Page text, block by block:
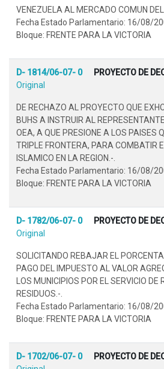
VENEZUELA AL MERCADO COMUN DEL
Fecha Estado Parlamentario: 16/08/
Bloque: FRENTE PARA LA VICTORIA
D- 1814/06-07- 0 PROYECTO DE
Original
DE RECHAZO AL PROYECTO QUE
BUHS A INSTRUIR AL
OEA, A QUE PRESIONE A LOS PAISES
TRIPLE FRONTERA, PARA COMBATIR
ISLAMICO EN LA REGION.-.
Fecha Estado Parlamentario: 16/08/
Bloque: FRENTE PARA LA VICTORIA
D- 1782/06-07- 0 PROYECTO DE
Original
SOLICITANDO REBAJAR EL
PAGO DEL IMPUESTO AL VALOR
LOS MUNICIPIOS POR EL SERVICIO DE
RESIDUOS.-.
Fecha Estado Parlamentario: 16/08/
Bloque: FRENTE PARA LA VICTORIA
D- 1702/06-07- 0 PROYECTO DE